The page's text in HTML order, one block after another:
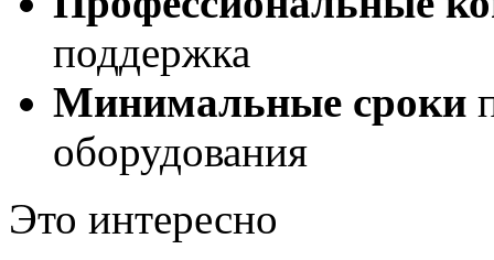
поддержка
Минимальные сроки
оборудования
Это интересно